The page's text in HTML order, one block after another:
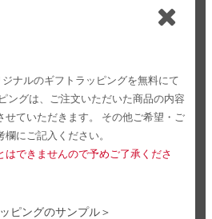
ナルのギフトラッピングを無料にて
ングは、ご注文いただいた商品の内容
ていただきます。
その他ご希望・ご
にご記入ください。
できませんので予めご了承くださ
ピングのサンプル＞